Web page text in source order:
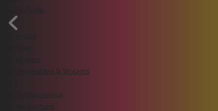
TV Sendezeiten & Streams
Verkehrshinweise
Länderwertung